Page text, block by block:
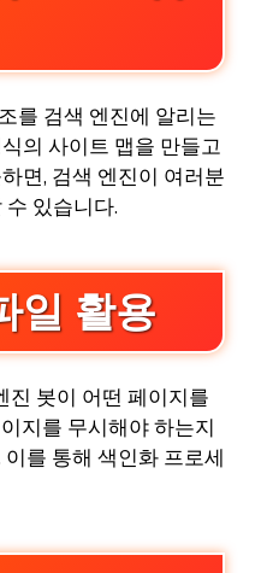
를 검색 엔진에 알리는
의 사이트 맵을 만들고
면, 검색 엔진이 여러분
있습니다.
일 활용
진 봇이 어떤 페이지를
지를 무시해야 하는지
를 통해 색인화 프로세